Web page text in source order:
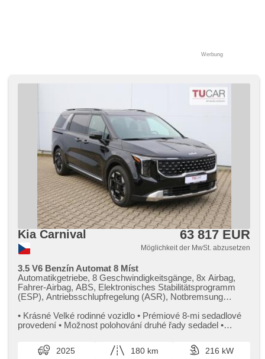
Werbung
Kia Carnival 63 817 EUR
Möglichkeit der MwSt. abzusetzen
3.5 V6 Benzín Automat 8 Míst
Automatikgetriebe, 8 Geschwindigkeitsgänge, 8x Airbag,
Fahrer-Airbag, ABS, Elektronisches Stabilitätsprogramm
(ESP), Antriebsschlupfregelung (ASR), Notbremsung
Anzeige, asistent jízdy v jízdním pruhu, Überwachung der
Ermüdung des Fahrers, Servolenkung, třízónová
Geschwindigkeitsregelung, Tempomat, täglich Leuchten,
LED denní svícení, automatické přepínání dálkových světel,
• Krásné Velké rodinné vozidlo • Prémiové 8​-mi sedadlové
provedení • Možnost polohování druhé řady sedadel •
2025 180 km
216 kW